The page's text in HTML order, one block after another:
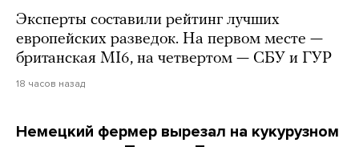
Эксперты составили рейтинг лучших
европейских разведок. На первом месте —
британская MI6, на четвертом — СБУ и ГУР
18 часов назад
Немецкий фермер вырезал на кукурузном